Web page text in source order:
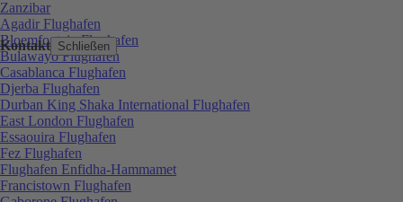
Kontakt Schließen
Zanzibar
Agadir Flughafen
Bloemfontein Flughafen
Bulawayo Flughafen
Casablanca Flughafen
Djerba Flughafen
Durban King Shaka International Flughafen
East London Flughafen
Essaouira Flughafen
Fez Flughafen
Flughafen Enfidha-Hammamet
Francistown Flughafen